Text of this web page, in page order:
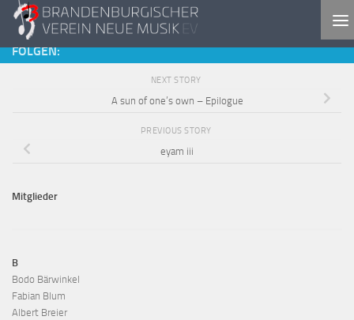
Skip to content
FOLGEN:
NEXT STORY
A sun of one’s own – Epilogue
PREVIOUS STORY
eyam iii
Mitglieder
B
Bodo Bärwinkel
Fabian Blum
Albert Breier